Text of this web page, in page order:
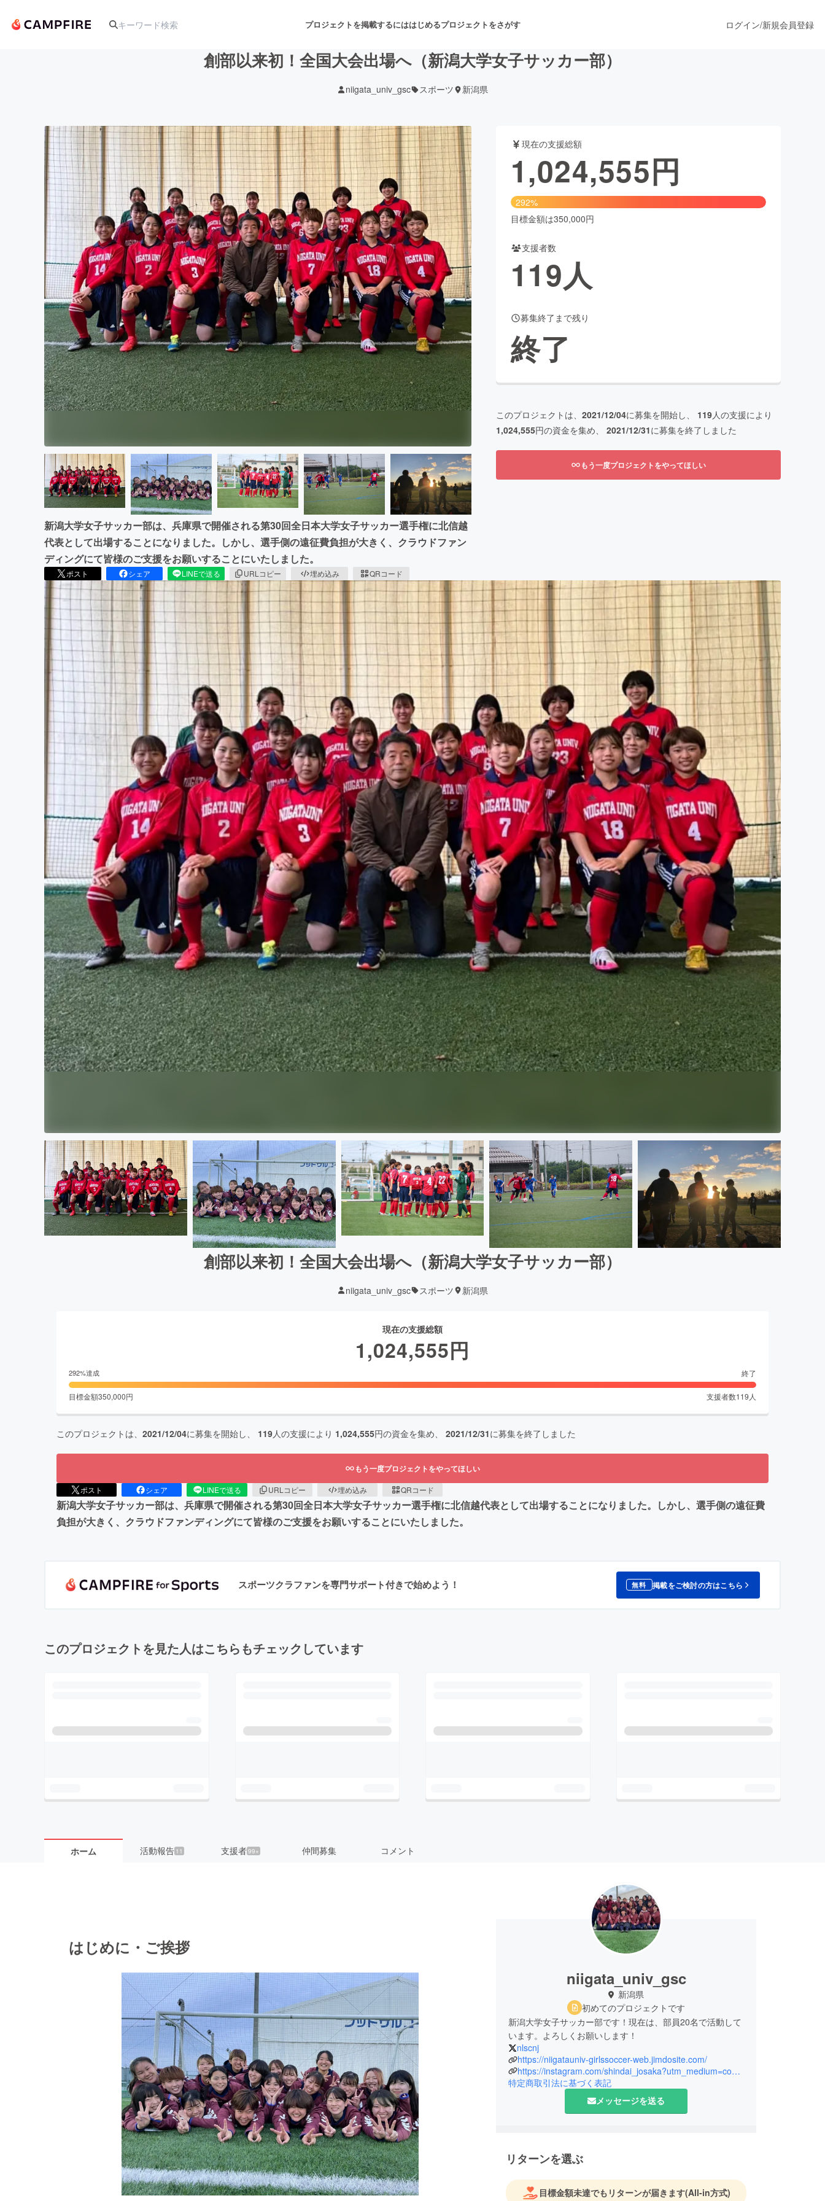
プロジェクトを掲載するにははじめるプロジェクトをさがす
アート・写真 音楽 舞台・パフォーマンス
テクノロジー・ガジェット ゲーム・サービス開発 フード・飲食店 ファッション
映像・映画 書籍・雑誌出版 アニメ・漫画
ビジネス・起業 チャレンジ ビューティー・ヘルスケア
まちづくり・地域活性化
CAMPFIRE for Social Good
CAMPFIRE Creation
CAMPFIREふるさと納税machi-yaコミュニティ
ログイン/新規会員登録
創部以来初！全国大会出場へ（新潟大学女子サッカー部）
niigata_univ_gsc スポーツ 新潟県
新潟大学女子サッカー部は、兵庫県で開催される第30回全日本大学女子サッカー選手権に北信越
代表として出場することになりました。しかし、選手側の遠征費負担が大きく、クラウドファン
ディングにて皆様のご支援をお願いすることにいたしました。
ポスト シェア LINEで送る URLコピー 埋め込み QRコード
現在の支援総額
1,024,555円
292%
目標金額は350,000円
支援者数
119人
募集終了まで残り
終了
このプロジェクトは、 2021/12/04に募集を開始し、 119人の支援により
1,024,555円の資金を集め、 2021/12/31に募集を終了しました
もう一度プロジェクトをやってほしい
創部以来初！全国大会出場へ（新潟大学女子サッカー部）
niigata_univ_gsc スポーツ 新潟県
現在の支援総額
1,024,555円
292%達成 終了
目標金額350,000円 支援者数119 人
このプロジェクトは、 2021/12/04に募集を開始し、 119人の支援により 1,024,555円の資金を集め、 2021/12/31に募集を終了しました
もう一度プロジェクトをやってほしい
ポスト シェア LINEで送る URLコピー 埋め込み QRコード
新潟大学女子サッカー部は、兵庫県で開催される第30回全日本大学女子サッカー選手権に北信越代表として出場することになりました。しかし、選手側の遠征費
負担が大きく、クラウドファンディングにて皆様のご支援をお願いすることにいたしました。
スポーツクラファンを専門サポート付きで始めよう！ 無料 掲載をご検討の方はこちら
このプロジェクトを見た人はこちらもチェックしています
ホーム 活動報告 11 支援者99+ 仲間募集 コメント
はじめに・ご挨拶
niigata_univ_gsc
新潟県
初めてのプロジェクトです
新潟大学女子サッカー部です！現在は、部員20名で活動して
います。よろしくお願いします！
nlscnj
https://niigatauniv-girlssoccer-web.jimdosite.com/
https://instagram.com/shindai_josaka?utm_medium=copy_link
特定商取引法に基づく表記
メッセージを送る
リターンを選ぶ
目標金額未達でもリターンが届きます(All-in方式)